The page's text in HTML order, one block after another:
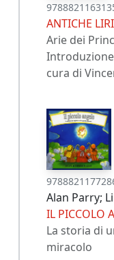
ANTICHE
Arie dei
cura di
Alan Parry;
IL PICCOLO
La storia di
miracolo